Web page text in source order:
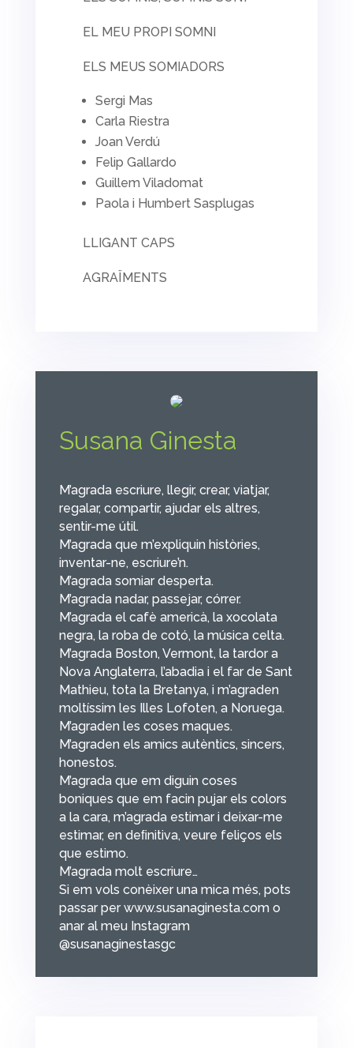
EL MEU PROPI SOMNI
ELS MEUS SOMIADORS
Sergi Mas
Carla Riestra
Joan Verdú
Felip Gallardo
Guillem Viladomat
Paola i Humbert Sasplugas
LLIGANT CAPS
AGRAÏMENTS
Susana Ginesta
M’agrada escriure, llegir, crear, viatjar,
regalar, compartir, ajudar els altres,
sentir-me útil.
M’agrada que m’expliquin històries,
inventar-ne, escriure’n.
M’agrada somiar desperta.
M’agrada nadar, passejar, córrer.
M’agrada el cafè americà, la xocolata
negra, la roba de cotó, la música celta.
M’agrada Boston, Vermont, la tardor a
Nova Anglaterra, l’abadia i el far de Sant
Mathieu, tota la Bretanya, i m’agraden
moltíssim les Illes Lofoten, a Noruega.
M’agraden les coses maques.
M’agraden els amics autèntics, sincers,
honestos.
M’agrada que em diguin coses
boniques que em facin pujar els colors
a la cara, m’agrada estimar i deixar-me
estimar, en deﬁnitiva, veure feliços els
que estimo.
M’agrada molt escriure…
Si em vols conèixer una mica més, pots
passar per www.susanaginesta.com o
anar al meu Instagram
@susanaginestasgc